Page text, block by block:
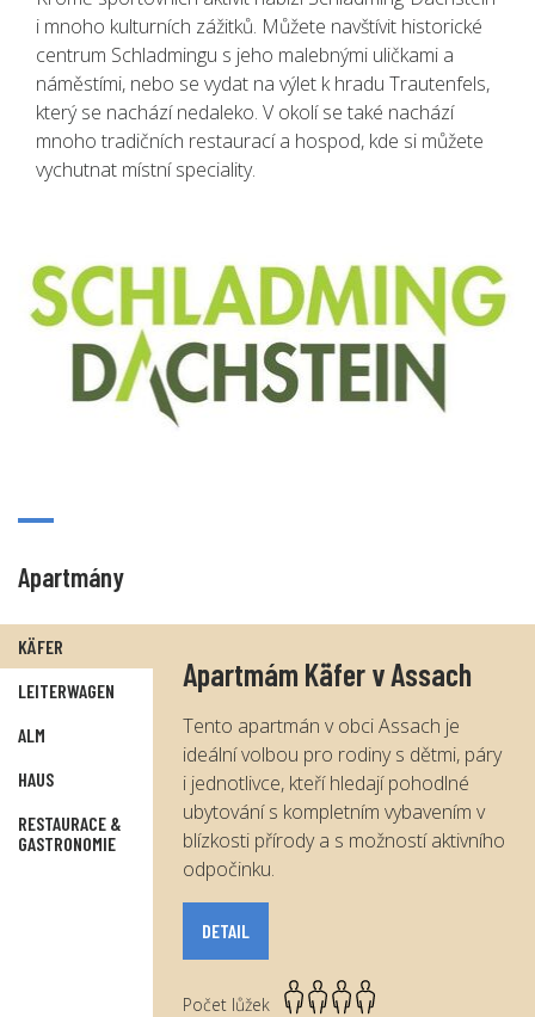
i mnoho kulturních zážitků. Můžete navštívit historické
centrum Schladmingu s jeho malebnými uličkami a
náměstími, nebo se vydat na výlet k hradu Trautenfels,
který se nachází nedaleko. V okolí se také nachází
mnoho tradičních restaurací a hospod, kde si můžete
vychutnat místní speciality.
Apartmány
KÄFER
LEITERWAGEN
ALM
HAUS
RESTAURACE &
GASTRONOMIE
Apartmám Käfer v Assach
Tento apartmán v obci Assach je
ideální volbou pro rodiny s dětmi, páry
i jednotlivce, kteří hledají pohodlné
ubytování s kompletním vybavením v
blízkosti přírody a s možností aktivního
odpočinku.
DETAIL
Počet lůžek